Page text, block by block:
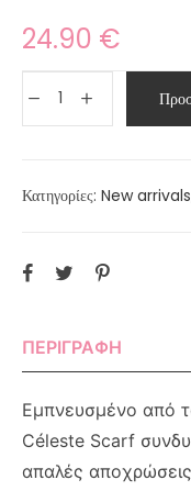
24.90 €
Κατηγορίες: New arrivals
ΠΕΡΙΓΡΑΦΉ
Εμπνευσμένο από
Céleste Scarf
απαλές